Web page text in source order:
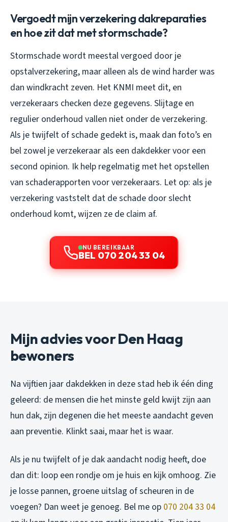
Vergoedt mijn verzekering dakreparaties
en hoe zit dat met stormschade?
Stormschade wordt meestal vergoed door je
opstalverzekering, maar alleen als de wind harder was
dan windkracht zeven. Het KNMI meet dit, en
verzekeraars checken deze gegevens. Slijtage en
regulier onderhoud vallen niet onder de verzekering.
Als je twijfelt of schade gedekt is, maak dan foto’s en
bel zowel je verzekeraar als een dakdekker voor een
second opinion. Ik help regelmatig met het opstellen
van schaderapporten voor verzekeraars. Let op: als je
verzekering vaststelt dat de schade door slecht
onderhoud komt, wijzen ze de claim af.
NU BEREIKBAAR
BEL 070 204 33 04
Mijn advies voor Den Haag
bewoners
Na vijftien jaar dakdekken in deze stad heb ik één ding
geleerd: de mensen die het minste geld kwijt zijn aan
hun dak, zijn degenen die het meeste aandacht geven
aan preventie. Klinkt saai, maar het is waar.
Als je nu twijfelt of je dak aandacht nodig heeft, doe
dan dit: loop een rondje om je huis en kijk omhoog. Zie
je losse pannen, groene uitslag of scheuren in de
voegen? Dan weet je genoeg. Bel me op 070 204 33 04